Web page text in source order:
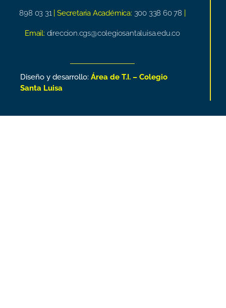
898 03 31 | Secretaria Académica: 300 338 60 78
Email: direccion.cgs@colegiosantaluisa.edu.co
Diseño y desarrollo: Área de T.I. – Colegio
Santa Luisa